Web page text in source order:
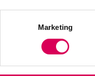
Marketing